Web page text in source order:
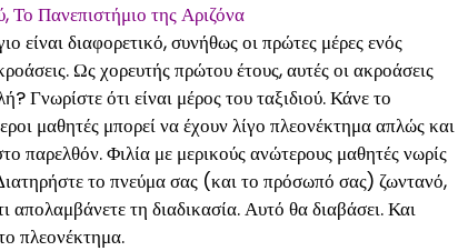
Πανεπιστήμιο της Αριζόνα
διαφορετικό, συνήθως οι πρώτες μέρες ενός
Ως χορευτής πρώτου έτους, αυτές οι ακροάσεις
Γνωρίστε ότι είναι μέρος του ταξιδιού. Κάνε το
μαθητές μπορεί να έχουν λίγο πλεονέκτημα απλώς και
παρελθόν. Φιλία με μερικούς ανώτερους μαθητές νωρίς
το πνεύμα σας (και το πρόσωπό σας) ζωντανό,
απολαμβάνετε τη διαδικασία. Αυτό θα διαβάσει. Και
πλεονέκτημα.